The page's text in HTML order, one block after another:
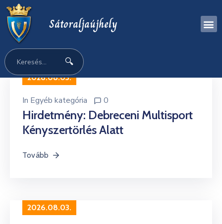
Sátoraljaújhely
🔍
2026.08.03.
In Egyéb kategória 0
Hirdetmény: Debreceni Multisport
Kényszertörlés Alatt
Tovább
2026.08.03.